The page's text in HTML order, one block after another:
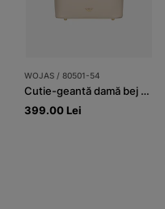
WOJAS / 80501-54
Cutie-geantă damă bej din piele naturală netedă
399.00 Lei